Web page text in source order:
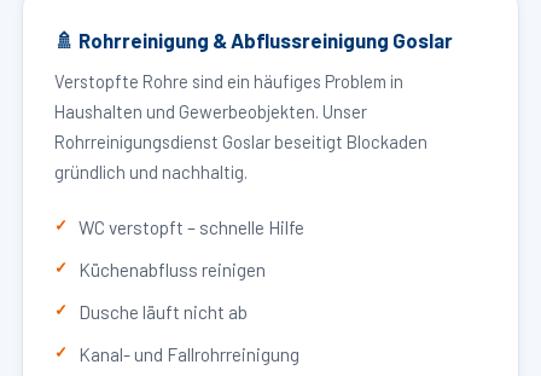
🚿 Rohrreinigung & Abflussreinigung Goslar
Verstopfte Rohre sind ein häufiges Problem in
Haushalten und Gewerbeobjekten. Unser
Rohrreinigungsdienst Goslar beseitigt Blockaden
gründlich und nachhaltig.
WC verstopft – schnelle Hilfe
Küchenabfluss reinigen
Dusche läuft nicht ab
Kanal- und Fallrohrreinigung